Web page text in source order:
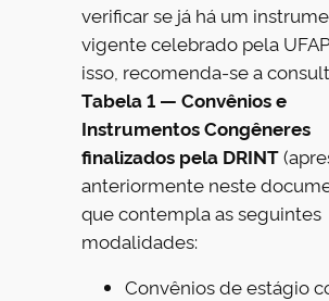
verificar se já há um
vigente celebrado pela
isso, recomenda-se a
Tabela 1 — Convênios e
Instrumentos Congêneres
finalizados pela DRINT
anteriormente neste
que contempla as seguintes
modalidades:
Convênios de estágio